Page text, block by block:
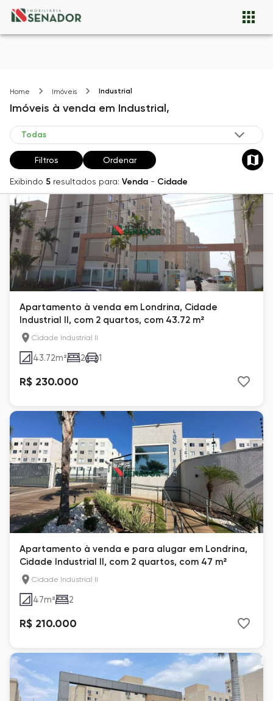
Home Imóveis Industrial
Imóveis à venda em Industrial,
Filtros Ordenar
Exibindo 5 resultados para: Venda - Cidade
Apartamento à venda em Londrina, Cidade
Industrial II, com 2 quartos, com 43.72 m²
Cidade Industrial II
43.72m² 2 1
R$ 230.000
Apartamento à venda e para alugar em Londrina,
Cidade Industrial II, com 2 quartos, com 47 m²
Cidade Industrial II
47m² 2
R$ 210.000